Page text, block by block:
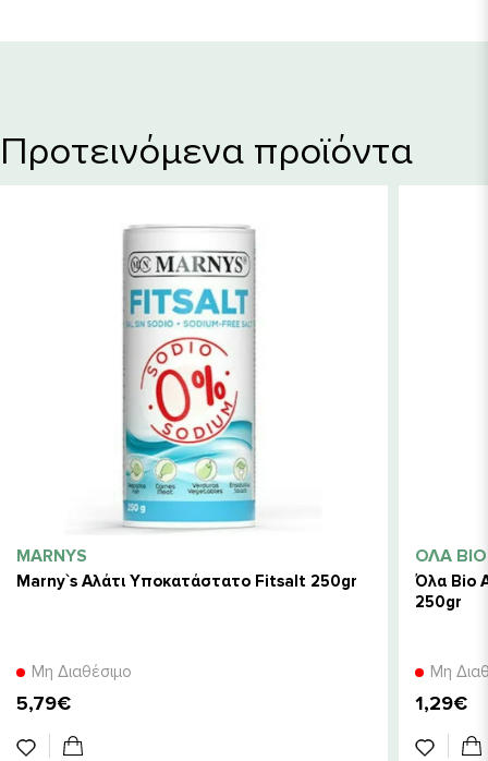
Προτεινόμενα προϊόντα
MARNYS
Marny`s Αλάτι Υποκατάστατο Fitsalt 250gr
Μη Διαθέσιμο
5,79€
ΌΛΑ BIO
Όλα Bio
250gr
Μη
1,29€